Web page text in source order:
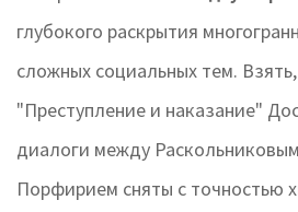
глубокого раскрытия
сложных социальных тем.
"Преступление и наказание"
диалоги между
Порфирием сняты с точностью